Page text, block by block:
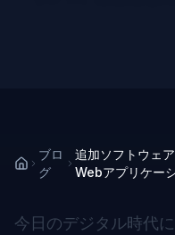
ブロ
グ
追加ソフトウェ
Webアプリケー
今日のデジタル時代